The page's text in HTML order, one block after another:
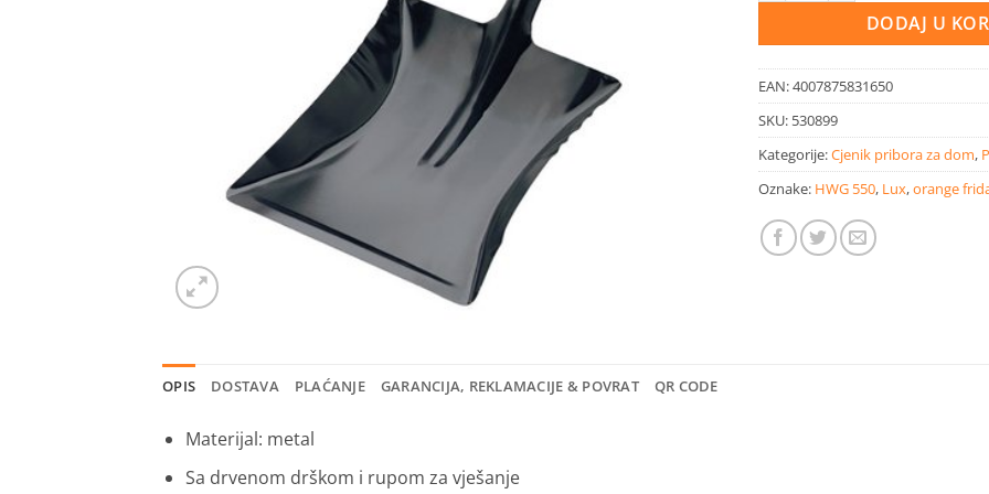
DODAJ U
EAN:4007875831650
SKU: 530899
Kategorije:Cjenik pribora za dom,
Oznake: HWG 550, Lux,orange
OPIS DOSTAVA PLAĆANJE GARANCIJA, REKLAMACIJE & POVRAT QR CODE
Materijal: metal
Sa drvenom drškom i rupom za vješanje